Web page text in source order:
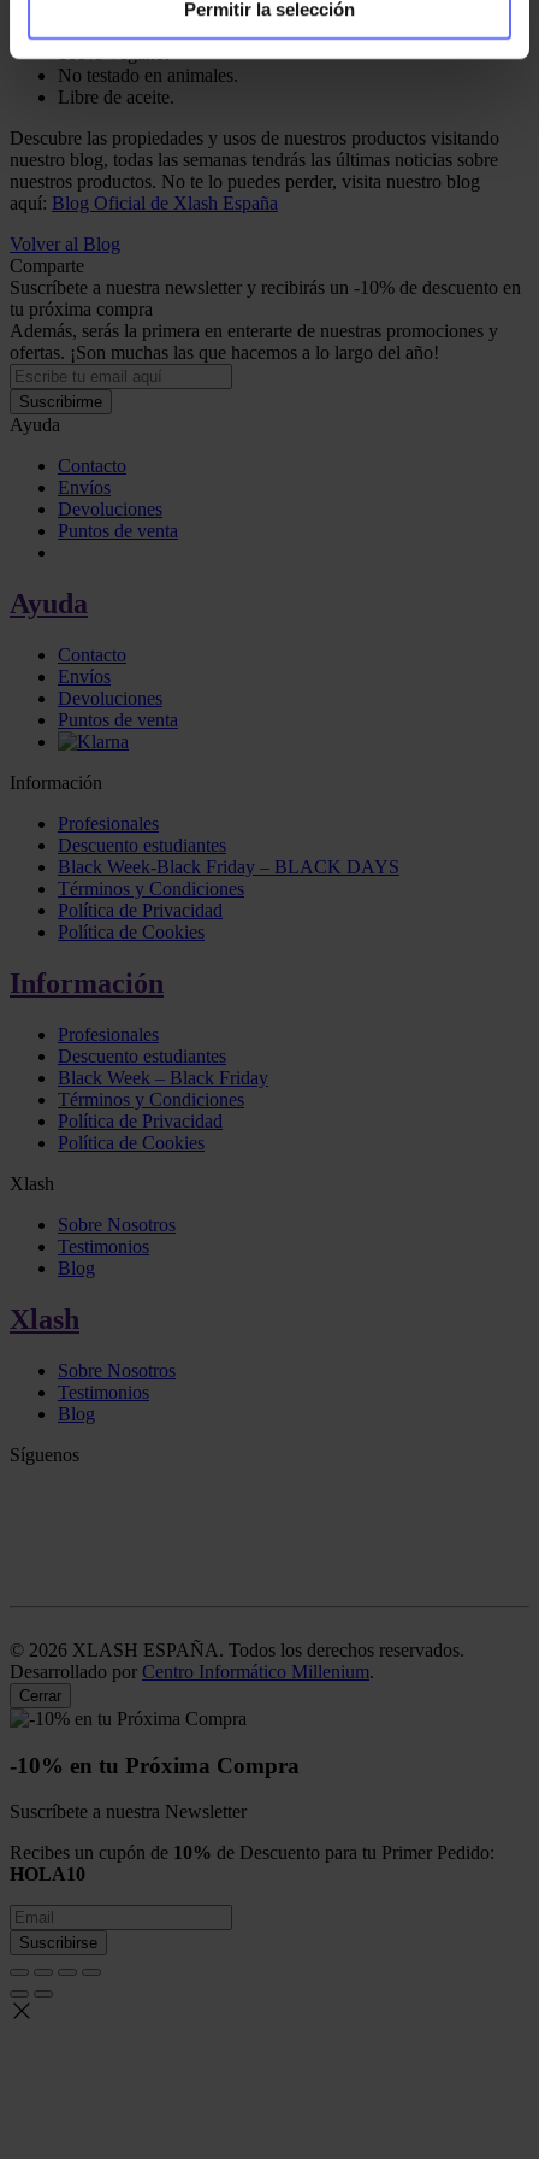
Permitir la selección
Testado dermatológicamente.
Eficacia probada con ensayos clínicos.
100% Vegano.
No testado en animales.
Libre de aceite.
Descubre las propiedades y usos de nuestros productos visitando
nuestro blog, todas las semanas tendrás las últimas noticias sobre
nuestros productos. No te lo puedes perder, visita nuestro blog
aquí: Blog Oficial de Xlash España
Volver al Blog
Comparte
Suscríbete a nuestra newsletter y recibirás un -10% de descuento en
tu próxima compra
Además, serás la primera en enterarte de nuestras promociones y
ofertas. ¡Son muchas las que hacemos a lo largo del año!
Suscribirme
Ayuda
Contacto
Envíos
Devoluciones
Puntos de venta
Ayuda
Contacto
Envíos
Devoluciones
Puntos de venta
Información
Profesionales
Descuento estudiantes
Black Week-Black Friday – BLACK DAYS
Términos y Condiciones
Política de Privacidad
Política de Cookies
Información
Profesionales
Descuento estudiantes
Black Week – Black Friday
Términos y Condiciones
Política de Privacidad
Política de Cookies
Xlash
Sobre Nosotros
Testimonios
Blog
Xlash
Sobre Nosotros
Testimonios
Blog
Síguenos
© 2026 XLASH ESPAÑA. Todos los derechos reservados.
Desarrollado por Centro Informático Millenium.
Cerrar
-10% en tu Próxima Compra
Suscríbete a nuestra Newsletter
Recibes un cupón de 10% de Descuento para tu Primer Pedido:
HOLA10
Suscribirse